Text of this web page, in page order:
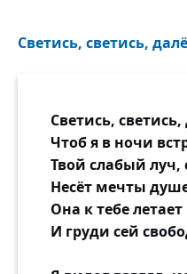
Светись, светись,
Светись,
Чтоб я в ночи
Твой слабый луч,
Несёт мечты
Она к тебе
И груди сей